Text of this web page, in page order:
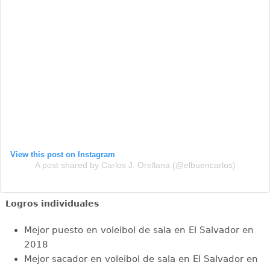
View this post on Instagram
A post shared by Carlos J. Orellana (@elbuencarlos)
Logros individuales
Mejor puesto en voleibol de sala en El Salvador en
2018
Mejor sacador en voleibol de sala en El Salvador en